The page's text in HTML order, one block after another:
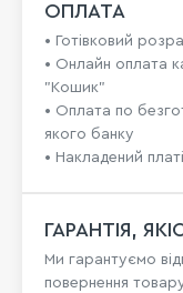
ОПЛАТА
• Готівковий
• Онлайн оплата
"Кошик"
• Оплата по
якого банку
• Накладений
ГАРАНТІЯ,
Ми гарантуємо
повернення